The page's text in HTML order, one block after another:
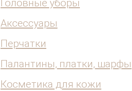
Головные уборы
Аксессуары
Перчатки
Палантины, платки, шарфы
Косметика для кожи